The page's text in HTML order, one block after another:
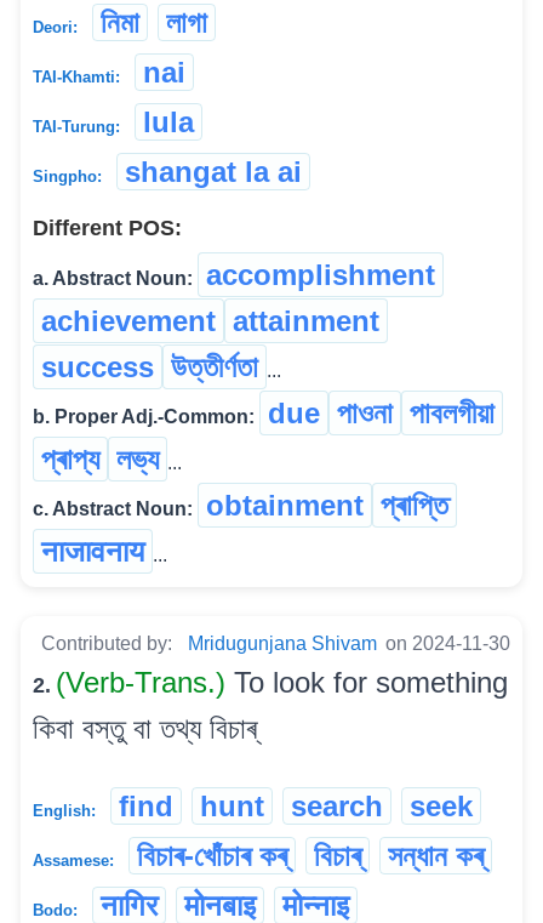
Deori: নিমা লাগা
TAI-Khamti: nai
TAI-Turung: lula
Singpho: shangat la ai
Different POS:
a. Abstract Noun:
accomplishment
achievement attainment
success উত্তীৰ্ণতা ...
b. Proper Adj.-Common: due পাওনা পাবলগীয়া
প্ৰাপ্য লভ্য ...
c. Abstract Noun: obtainment প্ৰাপ্তি
नाजावनाय ...
Contributed by: Mridugunjana Shivam on 2024-11-30
2. (Verb-Trans.) To look for something
কিবা বস্তু বা তথ্য বিচাৰ্‌
English: find hunt search seek
Assamese: বিচাৰ-খোঁচাৰ কৰ্ বিচাৰ্ সন্ধান কৰ্
Bodo: नागिर मोनबाइ मोन्नाइ